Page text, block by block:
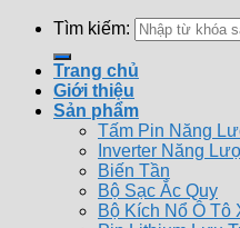
Tìm kiếm:
Trang chủ
Giới thiệu
Sản phẩm
Tấm Pin Năng
Inverter Năng
Biến Tần
Bộ Sạc Ắc Quy
Bộ Kích Nổ Ô Tô